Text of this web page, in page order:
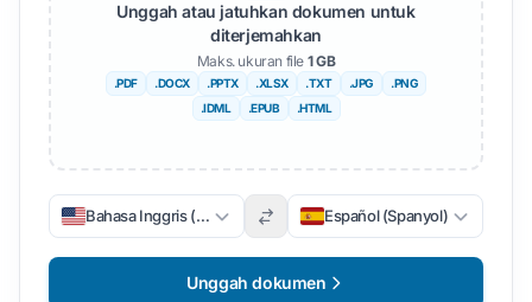
Unggah atau jatuhkan dokumen untuk
diterjemahkan
Maks. ukuran file 1 GB
.PDF .DOCX .PPTX .XLSX .TXT .JPG
.PNG
.IDML
.EPUB .HTML
Bahasa Inggris (Inggris) Español (Spanyol)
Unggah dokumen